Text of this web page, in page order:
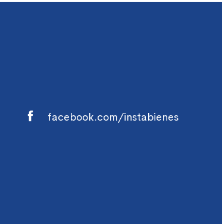
facebook.com/instabienes